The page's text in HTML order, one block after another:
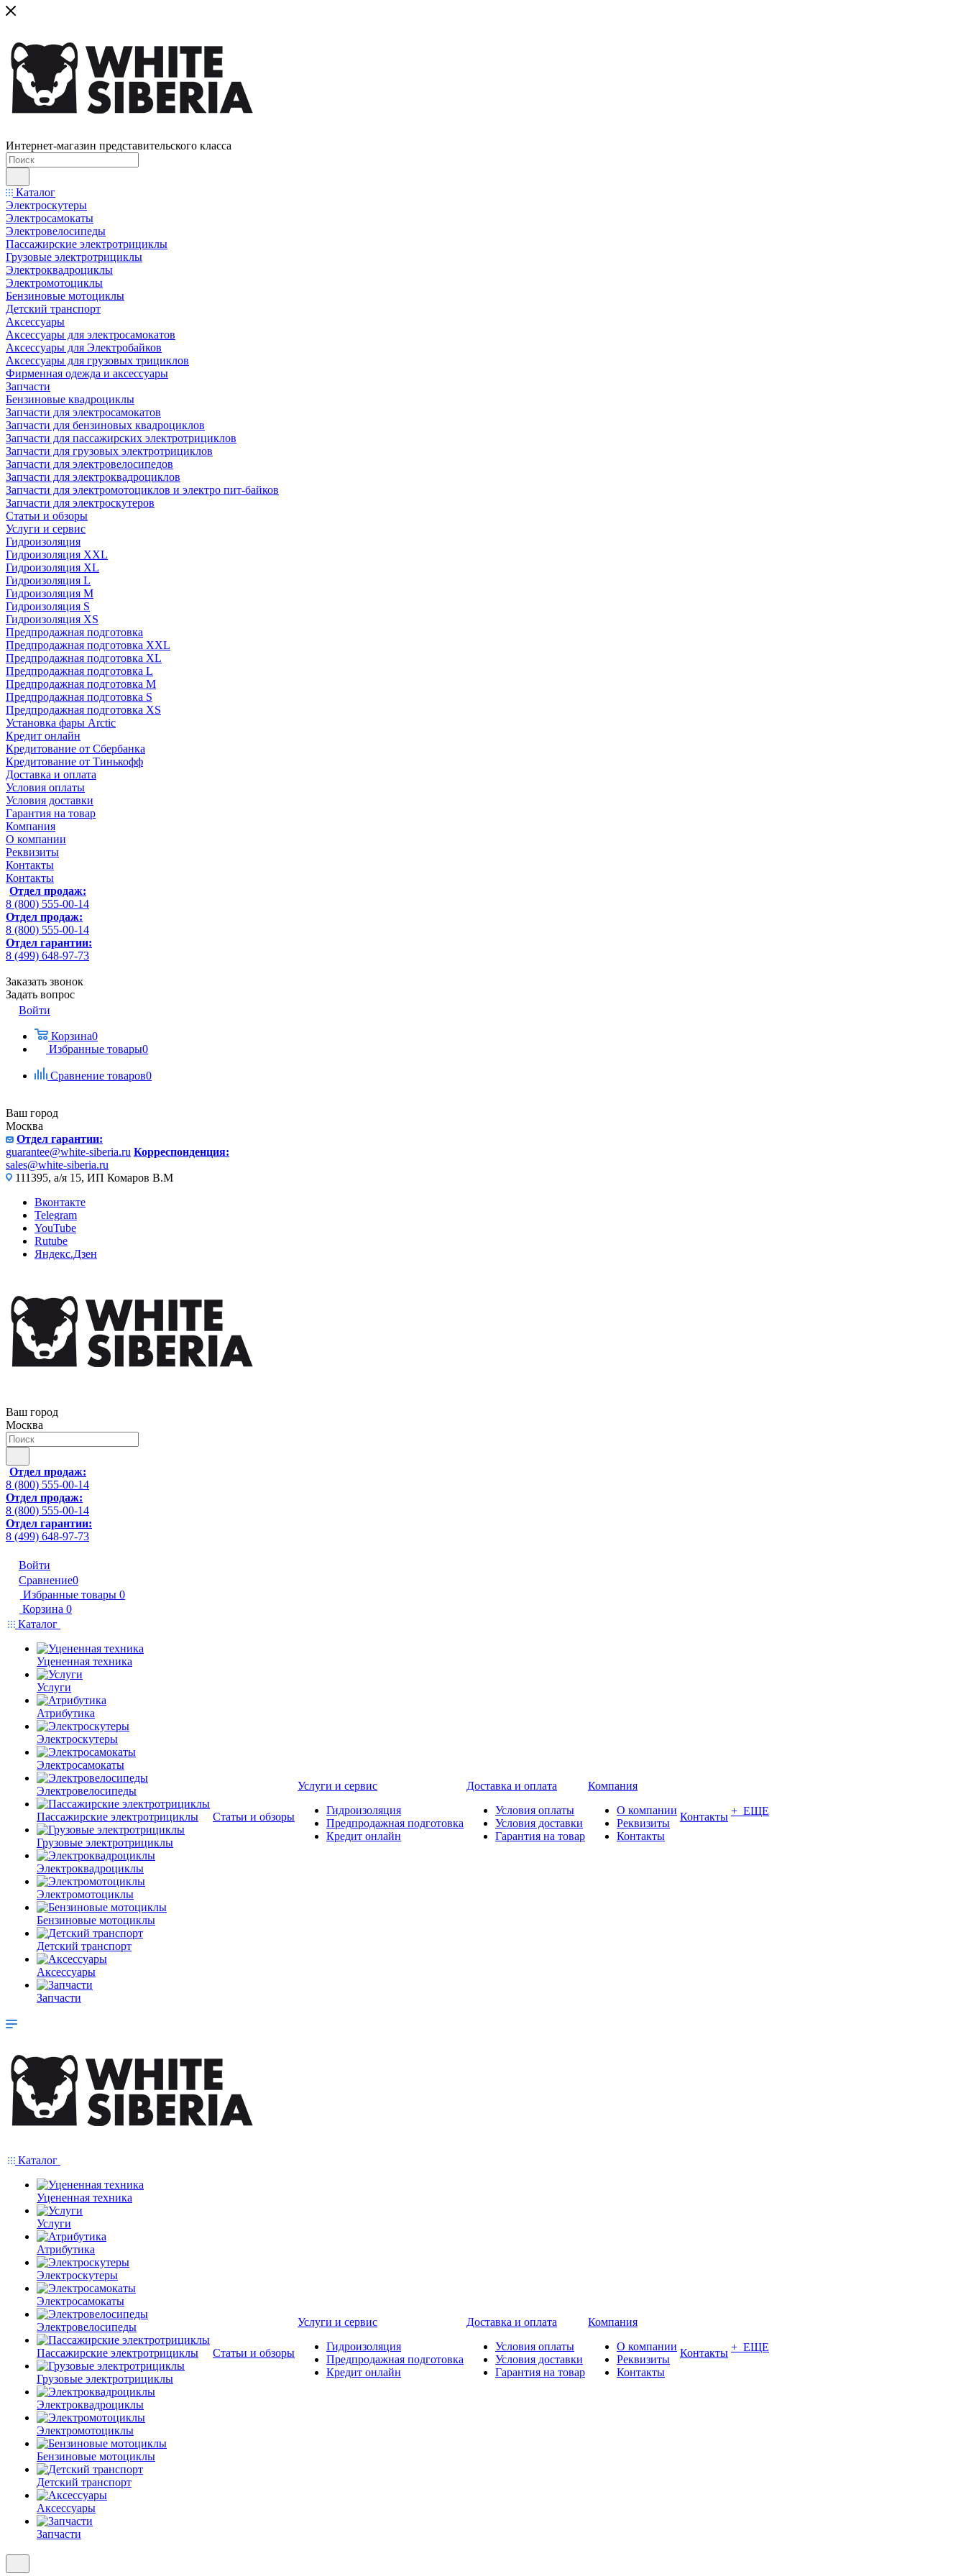
Интернет-магазин представительского класса
Каталог
Электроскутеры
Электросамокаты
Электровелосипеды
Пассажирские электротрициклы
Грузовые электротрициклы
Электроквадроциклы
Электромотоциклы
Бензиновые мотоциклы
Детский транспорт
Аксессуары
Аксессуары для электросамокатов
Аксессуары для Электробайков
Аксессуары для грузовых трициклов
Фирменная одежда и аксессуары
Запчасти
Бензиновые квадроциклы
Запчасти для электросамокатов
Запчасти для бензиновых квадроциклов
Запчасти для пассажирских электротрициклов
Запчасти для грузовых электротрициклов
Запчасти для электровелосипедов
Запчасти для электроквадроциклов
Запчасти для электромотоциклов и электро пит-байков
Запчасти для электроскутеров
Статьи и обзоры
Услуги и сервис
Гидроизоляция
Гидроизоляция XXL
Гидроизоляция XL
Гидроизоляция L
Гидроизоляция M
Гидроизоляция S
Гидроизоляция XS
Предпродажная подготовка
Предпродажная подготовка XXL
Предпродажная подготовка XL
Предпродажная подготовка L
Предпродажная подготовка M
Предпродажная подготовка S
Предпродажная подготовка XS
Установка фары Arctic
Кредит онлайн
Кредитование от Сбербанка
Кредитование от Тинькофф
Доставка и оплата
Условия оплаты
Условия доставки
Гарантия на товар
Компания
О компании
Реквизиты
Контакты
Контакты
Отдел продаж:
8 (800) 555-00-14
Отдел продаж:
8 (800) 555-00-14
Отдел гарантии:
8 (499) 648-97-73
Заказать звонок
Задать вопрос
Войти
Корзина0
Избранные товары0
Сравнение товаров0
Ваш город
Москва
Отдел гарантии:
guarantee@white-siberia.ru Корреспонденция:
sales@white-siberia.ru
111395, а/я 15, ИП Комаров В.М
Вконтакте
Telegram
YouTube
Rutube
Яндекс.Дзен
Ваш город
Москва
Отдел продаж:
8 (800) 555-00-14
Отдел продаж:
8 (800) 555-00-14
Отдел гарантии:
8 (499) 648-97-73
Войти
Сравнение0
Избранные товары 0
Корзина 0
Каталог
Уцененная техника
Услуги
Атрибутика
Электроскутеры
Электросамокаты
Электровелосипеды
Пассажирские электротрициклы
Грузовые электротрициклы
Электроквадроциклы
Электромотоциклы
Бензиновые мотоциклы
Детский транспорт
Аксессуары
Запчасти
Статьи и обзоры
Услуги и сервис
Гидроизоляция
Предпродажная подготовка
Кредит онлайн
Доставка и оплата
Условия оплаты
Условия доставки
Гарантия на товар
Компания
О компании
Реквизиты
Контакты
Контакты + ЕЩЕ
Каталог
Уцененная техника
Услуги
Атрибутика
Электроскутеры
Электросамокаты
Электровелосипеды
Пассажирские электротрициклы
Грузовые электротрициклы
Электроквадроциклы
Электромотоциклы
Бензиновые мотоциклы
Детский транспорт
Аксессуары
Запчасти
Статьи и обзоры
Услуги и сервис
Гидроизоляция
Предпродажная подготовка
Кредит онлайн
Доставка и оплата
Условия оплаты
Условия доставки
Гарантия на товар
Компания
О компании
Реквизиты
Контакты
Контакты + ЕЩЕ